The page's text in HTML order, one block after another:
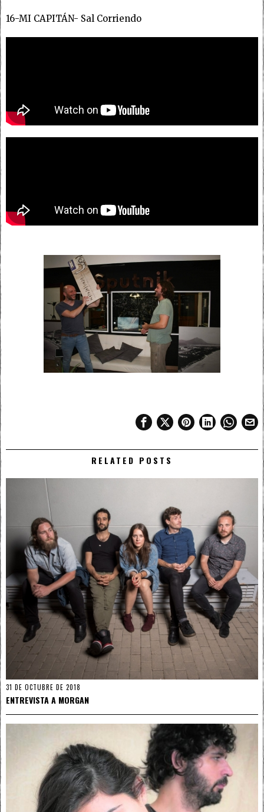
16-MI CAPITÁN- Sal Corriendo
RELATED POSTS
31 DE OCTUBRE DE 2018
ENTREVISTA A MORGAN